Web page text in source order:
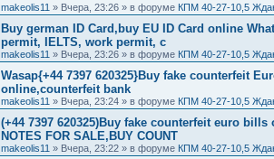
makeolis11 » Вчера, 23:26 » в форуме КПМ 40-27-10,5
Buy german ID Card,buy EU ID Card online
permit, IELTS, work permit, c
makeolis11 » Вчера, 23:26 » в форуме КПМ 40-27-10,5
Wasap{+44 7397 620325}Buy fake counterfeit
online,counterfeit bank
makeolis11 » Вчера, 23:24 » в форуме КПМ 40-27-10,5
(+44 7397 620325)Buy fake counterfeit euro
NOTES FOR SALE,BUY COUNT
makeolis11 » Вчера, 23:22 » в форуме КПМ 40-27-10,5